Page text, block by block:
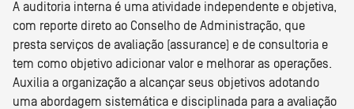
A auditoria interna é uma atividade independente e objetiva,
com reporte direto ao Conselho de Administração, que
presta serviços de avaliação (assurance) e de consultoria e
tem como objetivo adicionar valor e melhorar as operações.
Auxilia a organização a alcançar seus objetivos adotando
uma abordagem sistemática e disciplinada para a avaliação